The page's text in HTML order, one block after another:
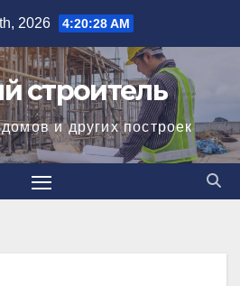
2026 4:20:28 AM
строитель
и других построек